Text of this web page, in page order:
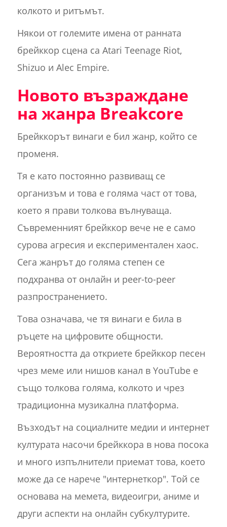
колкото и ритъмът.
Някои от големите имена от ранната
брейккор сцена са Atari Teenage Riot,
Shizuo и Alec Empire.
Новото възраждане
на жанра Breakcore
Брейккорът винаги е бил жанр, който се
променя.
Тя е като постоянно развиващ се
организъм и това е голяма част от това,
което я прави толкова вълнуваща.
Съвременният брейккор вече не е само
сурова агресия и експериментален хаос.
Сега жанрът до голяма степен се
подхранва от онлайн и peer-to-peer
разпространението.
Това означава, че тя винаги е била в
ръцете на цифровите общности.
Вероятността да откриете брейккор песен
чрез меме или нишов канал в YouTube е
също толкова голяма, колкото и чрез
традиционна музикална платформа.
Възходът на социалните медии и интернет
културата насочи брейккора в нова посока
и много изпълнители приемат това, което
може да се нарече "интернеткор". Той се
основава на мемета, видеоигри, аниме и
други аспекти на онлайн субкултурите.